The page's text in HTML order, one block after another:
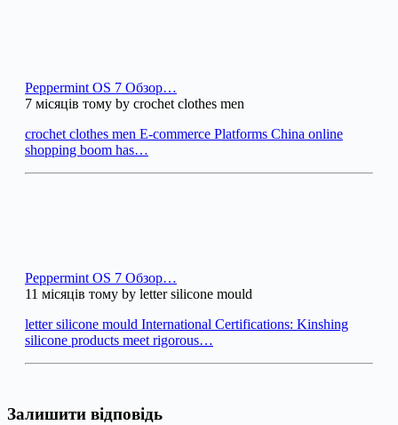
Peppermint OS 7 Обзор…
7 місяців тому by crochet clothes men
crochet clothes men E-commerce Platforms China online
shopping boom has…
Peppermint OS 7 Обзор…
11 місяців тому by letter silicone mould
letter silicone mould International Certifications: Kinshing
silicone products meet rigorous…
Залишити відповідь